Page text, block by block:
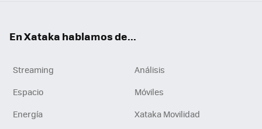
En Xataka hablamos de...
Streaming
Análisis
Espacio
Móviles
Energía
Xataka Movilidad